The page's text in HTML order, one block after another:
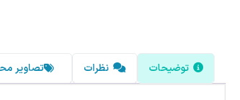
توضیحات نظرات تصاویر